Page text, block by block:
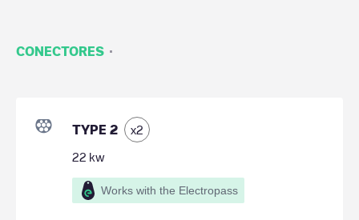
CONECTORES ·
TYPE 2 x2
22 kw
Works with the Electropass